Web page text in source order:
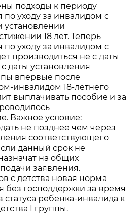
подходы к периоду
уходу за инвалидом с
установлении
18 лет. Теперь
уходу за инвалидом с
производиться не с даты
даты установления
впервые после
инвалидом 18-летнего
выплачивать пособие и за
Важное условие:
не позднее чем через
соответствующего
данный срок не
на общих
заявления.
с детства новая норма
без господдержки за время
статуса ребенка-инвалида к
I группы.